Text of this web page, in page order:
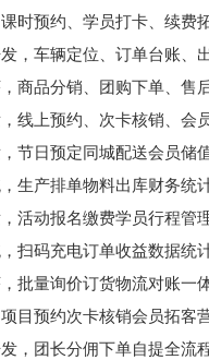
时预约、学员打卡、续费
节日预定同城配送会员储
生产排单物料出库财务统
活动报名缴费学员行程管
扫码充电订单收益数据统
批量询价订货物流对账一
目预约次卡核销会员拓客
，团长分佣下单自提全流